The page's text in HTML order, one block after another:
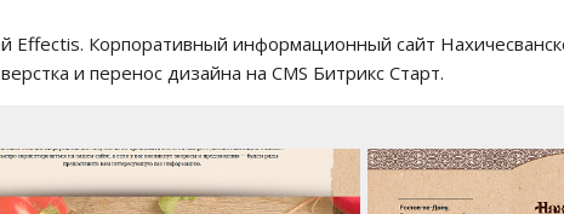
Корпоративный информационный сайт
и перенос дизайна на CMS Битрикс Старт.